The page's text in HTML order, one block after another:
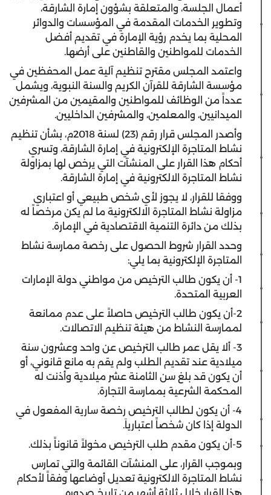
أعمال الجلسة، والمتعلقة بشؤون إمارة الشارقة،
وتطوير الخدمات المقدمة في المؤسسات والدوائر
المحلية بما يخدم رؤية الإمارة في تقديم أفضل
الخدمات للمواطنين والقاطنين على أرضها.
واعتمد المجلس مقترح تنظيم آلية عمل المحفظين في
مؤسسة الشارقة للقرآن الكريم والسنة النبوية، ويشمل
عدداً من الوظائف للمواطنين والمقيمين من المشرفين
الميدانيين، والمعلمين، والمشرفين الداخليين.
وأصدر المجلس قرار رقم (23) لسنة 2018م، بشأن تنظيم
نشاط المتاجرة الإلكترونية في إمارة الشارقة، وتسري
أحكام هذا القرار على المنشآت التي يرخص لها بمزاولة
نشاط المتاجرة الالكترونية في إمارة الشارقة.
ووفقا للقرار، لا يجوز لأي شخص طبيعي أو اعتباري
مزاولة نشاط المتاجرة الالكترونية ما لم يكن مرخصاً له
بذلك من دائرة التنمية الاقتصادية في الإمارة.
وحدد القرار شروط الحصول على رخصة ممارسة نشاط
المتاجرة الإلكترونية بما يلي:
1- أن يكون طالب الترخيص من مواطني دولة الإمارات
العربية المتحدة.
2-أن يكون طالب الترخيص حاصلاً على عدم ممانعة
لممارسة النشاط من هيئة تنظيم الاتصالات.
3- ألا يقل عمر طالب الترخيص عن واحد وعشرون سنة
ميلادية عند تقديم الطلب ولم يقم به مانع قانوني، أو
أن يكون قد بلغ سن الثامنة عشر ميلادية وأذنت له
المحكمة الشرعية بممارسة التجارة.
4- أن يكون لطالب الترخيص رخصة سارية المفعول في
الدولة إذا كان شخصاً اعتبارياَ.
5-أن يكون مقدم طلب الترخيص مخولاً قانوناً بذلك.
وبموجب القرار، على المنشآت القائمة والتي تمارس
نشاط المتاجرة الالكترونية تعديل أوضاعها وفقاً لأحكام